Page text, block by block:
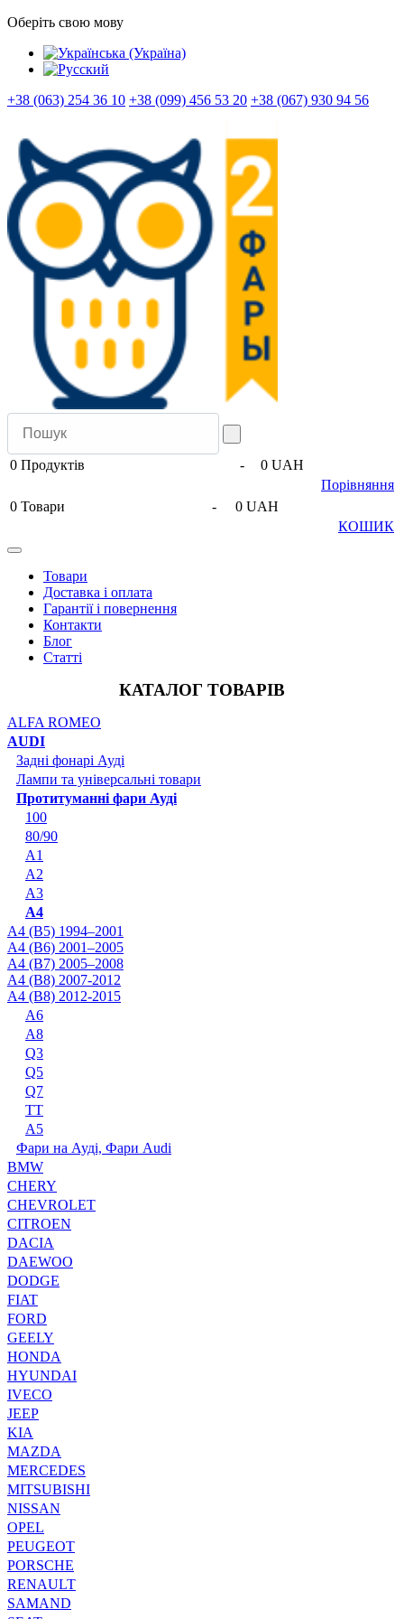
Оберіть свою мову
+38 (063) 254 36 10 +38 (099) 456 53 20 +38 (067) 930 94 56
0 Продуктів -
0 UAH
Порівняння
0 Товари -
0 UAH
КОШИК
Товари
Доставка і оплата
Гарантії і повернення
Контакти
Блог
Статті
КАТАЛОГ ТОВАРІВ
ALFA ROMEO
AUDI
Задні фонарі Ауді
Лампи та універсальні товари
Протитуманні фари Ауді
100
80/90
A1
A2
A3
A4
A4 (B5) 1994–2001
A4 (B6) 2001–2005
A4 (B7) 2005–2008
A4 (B8) 2007-2012
A4 (B8) 2012-2015
A6
A8
Q3
Q5
Q7
TT
А5
Фари на Ауді, Фари Audi
BMW
CHERY
CHEVROLET
CITROEN
DACIA
DAEWOO
DODGE
FIAT
FORD
GEELY
HONDA
HYUNDAI
IVECO
JEEP
KIA
MAZDA
MERCEDES
MITSUBISHI
NISSAN
OPEL
PEUGEOT
PORSCHE
RENAULT
SAMAND